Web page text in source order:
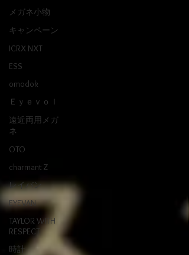
メガネ小物
キャンペーン
ICRX NXT
ESS
omodok
Ｅｙｅｖｏｌ
遠近両用メガ
ネ
OTO
charmant Z
レイバン
EYEVAN
TAYLOR WITH
RESPECT
時計